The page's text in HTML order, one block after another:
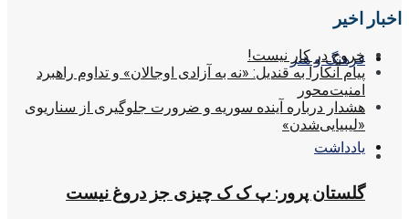
فرهنگ و هنر
یادداشت
اخبار اخیر
خروج در کار نیست!
پیام آنکارا به قندیل: «نه به آزادی اوجالان» و تداوم راهبرد
امنیت‌محور
هشدار درباره آینده سوریه و ضرورت جلوگیری از سناریوی
«لیبیایی‌شدن»
گلستان پرور: پ ک ک چیزی جز دروغ نیست